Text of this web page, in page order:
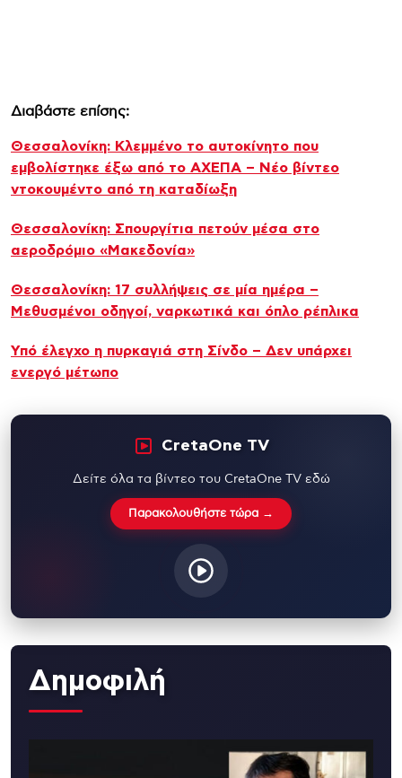
Διαβάστε επίσης:
Θεσσαλονίκη: Κλεμμένο το αυτοκίνητο που
εμβολίστηκε έξω από το ΑΧΕΠΑ – Νέο βίντεο
ντοκουμέντο από τη καταδίωξη
Θεσσαλονίκη: Σπουργίτια πετούν μέσα στο
αεροδρόμιο «Μακεδονία»
Θεσσαλονίκη: 17 συλλήψεις σε μία ημέρα –
Μεθυσμένοι οδηγοί, ναρκωτικά και όπλο ρέπλικα
Υπό έλεγχο η πυρκαγιά στη Σίνδο – Δεν υπάρχει
ενεργό μέτωπο
CretaOne TV
Δείτε όλα τα βίντεο του CretaOne TV εδώ
Παρακολουθήστε τώρα →
Δημοφιλή